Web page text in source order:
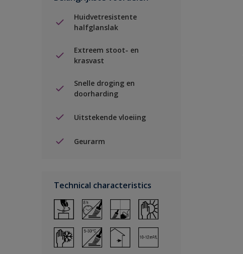
Huidvetresistente
halfglanslak
Extreem stoot- en
krasvast
Snelle droging en
doorharding
Uitstekende vloeiing
Geurarm
Technical characteristics